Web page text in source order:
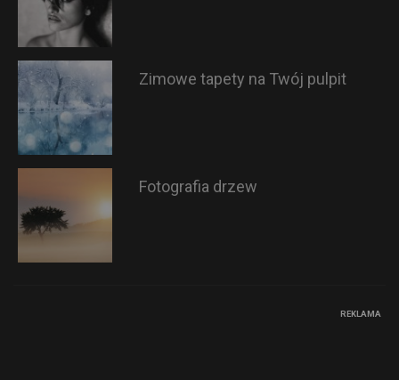
Zimowe tapety na Twój pulpit
Fotografia drzew
REKLAMA